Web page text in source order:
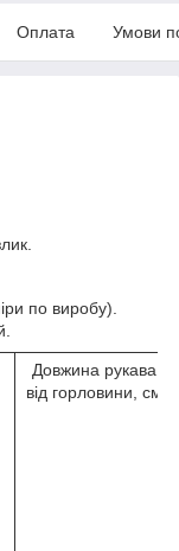
Оплата Умови
по виробу).
Довжина рукава
від горловини, см